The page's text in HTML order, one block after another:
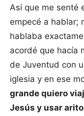
Así que me senté
empecé a hablar;
hablaba
acordé que hacía
de Juventud con
iglesia y en ese
grande quiero
Jesús y usar